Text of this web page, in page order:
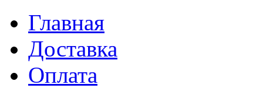
Главная
Доставка
Оплата